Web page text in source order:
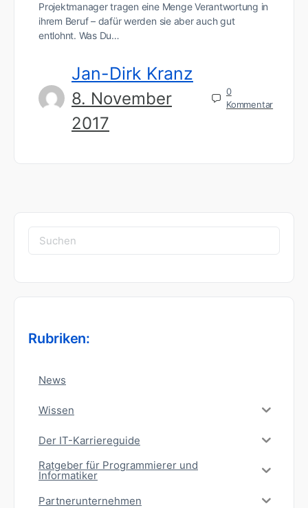
Projektmanager tragen eine Menge Verantwortung in
ihrem Beruf – dafür werden sie aber auch gut
entlohnt. Was Du…
Jan-Dirk Kranz
8. November
2017
0
Kommentar
Suchen
nach:
Rubriken:
News
Wissen
Der IT-Karriereguide
Ratgeber für Programmierer und
Informatiker
Partnerunternehmen